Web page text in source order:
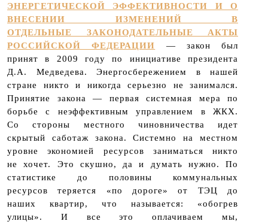
ЭНЕРГЕТИЧЕСКОЙ ЭФФЕКТИВНОСТИ И О
ВНЕСЕНИИ ИЗМЕНЕНИЙ В
ОТДЕЛЬНЫЕ ЗАКОНОДАТЕЛЬНЫЕ АКТЫ
РОССИЙСКОЙ ФЕДЕРАЦИИ — закон был
принят в 2009 году по инициативе президента
Д.А. Медведева. Энергосбережением в нашей
стране никто и никогда серьезно не занимался.
Принятие закона — первая системная мера по
борьбе с неэффективным управлением в ЖКХ.
Со стороны местного чиновничества идет
скрытый саботаж закона. Системно на местном
уровне экономией ресурсов заниматься никто
не хочет. Это скушно, да и думать нужно. По
статистике до половины коммунальных
ресурсов теряется «по дороге» от ТЭЦ до
наших квартир, что называется: «обогрев
улицы». И все это оплачиваем мы,